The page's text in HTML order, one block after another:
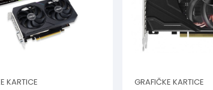
KARTICE GRAFIČKE KARTICE